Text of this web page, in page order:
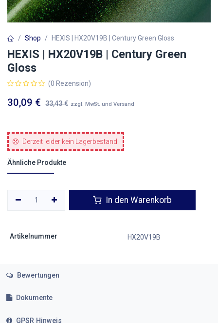
Shop HEXIS | HX20V19B | Century Green Gloss
HEXIS | HX20V19B | Century Green
Gloss
(0 Rezension)
30,09 € 33,43€ zzgl. MwSt. und Versand
Derzeit leider kein Lagerbestand.
Ähnliche Produkte
In den Warenkorb
Artikelnummer HX20V19B
Bewertungen
Dokumente
GPSR Hinweis